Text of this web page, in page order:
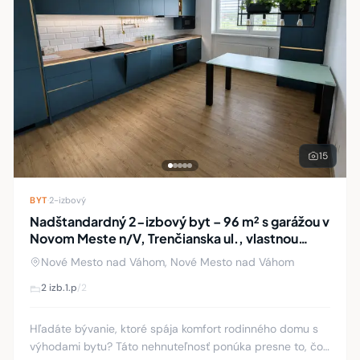
15
BYT· 2-izbový
Nadštandardný 2-izbový byt – 96 m² s garážou v
Novom Meste n/V, Trenčianska ul., vlastnou
záhradkou a priamym vstupom z garáže
Nové Mesto nad Váhom, Nové Mesto nad Váhom
2 izb.1.p/2
Hľadáte bývanie, ktoré spája komfort rodinného domu s
výhodami bytu? Táto nehnuteľnosť ponúka presne to, čo